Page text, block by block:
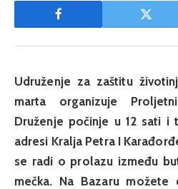
Udruženje za zaštitu
marta organizuje
Druženje počinje u 12 sati i
adresi Kralja Petra I
se radi o prolazu između
mečka. Na Bazaru možete